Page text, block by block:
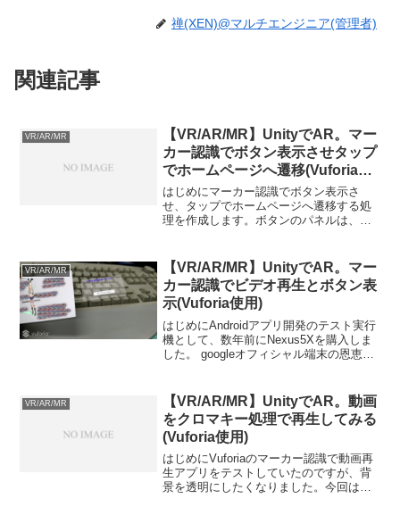
禅(XEN)@マルチエンジニア(管理者)
関連記事
VR/AR/MR
【VR/AR/MR】UnityでAR。マー
カー認識でボタン表示させタップ
でホームページへ遷移(Vuforia使
用)
はじめにマーカー認識でボタン表示さ
せ、タップでホームページへ遷移する処
理を作成します。ボタンのパネルは、見
タン作成4:スクリプト作成 作業内容1: UI
領域作...
VR/AR/MR
【VR/AR/MR】UnityでAR。マー
カー認識でビデオ再生とボタン表
示(Vuforia使用)
はじめにAndroidアプリ開発のテスト実行
機として、数年前にNexus5Xを購入しま
した。 googleオフィシャル端末の恩恵を
流石に最近はスペック的に不満が出...
VR/AR/MR
【VR/AR/MR】UnityでAR。動画
をクロマキー処理で再生してみる
(Vuforia使用)
はじめにVuforiaのマーカー認識で動画再
生アプリをテストしていたのですが、背
景を透明にしたくなりました。今回は、